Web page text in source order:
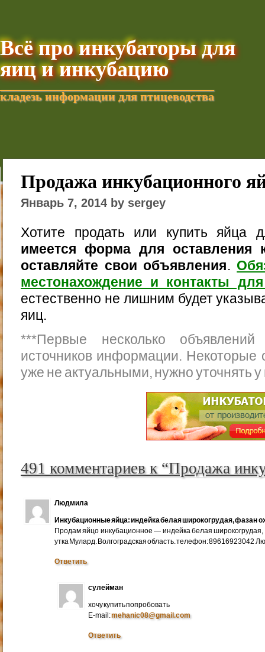
Всё про инкубаторы для
яиц и инкубацию
кладезь информации для птицеводства
Добавить текущую
Продажа инкубационного
Январь 7, 2014 by sergey
Хотите продать или купить яйца
имеется форма для оставления
оставляйте свои объявления.
местонахождение и контакты
естественно не лишним будет
яиц.
***Первые несколько
источников информации. Некоторые
уже не актуальными, нужно уточнять
491 комментариев к “Продажа
Людмила
Инкубационные яйца: индейка белая широкогрудая, фазан
Продам яйцо инкубационное — индейка белая
утка Мулард. Волгоградская область. телефон: 89616923042
Ответить
сулейман
хочу купить попробовать
E-mail:mehanic08@gmail.com
Ответить